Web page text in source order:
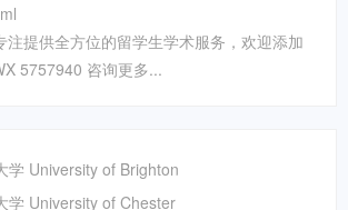
注提供全方位的留学生学术服务，欢迎添加
5757940 咨询更多...
学 University of Brighton
学 University of Chester